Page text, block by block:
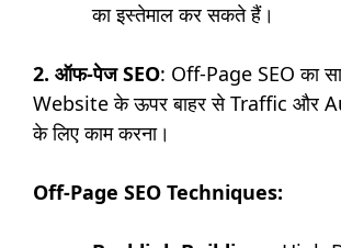
का इस्तेमाल कर सकते हैं।
2. ऑफ-पेज SEO: Off-Page SEO का
Website के ऊपर बाहर से Traffic और
के लिए काम करना।
Off-Page SEO Techniques: